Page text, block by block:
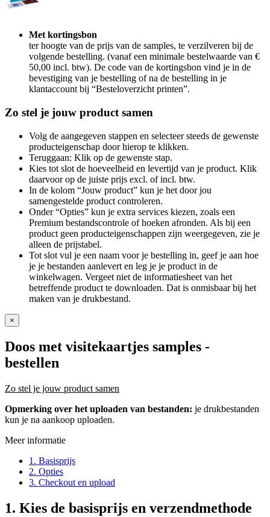
Met kortingsbon
ter hoogte van de prijs van de samples, te verzilveren bij de
volgende bestelling. (vanaf een minimale bestelwaarde van €
50,00 incl. btw). De code van de kortingsbon vind je in de
bevestiging van je bestelling of na de bestelling in je
klantaccount bij “Besteloverzicht printen”.
Zo stel je jouw product samen
Volg de aangegeven stappen en selecteer steeds de gewenste
producteigenschap door hierop te klikken.
Teruggaan: Klik op de gewenste stap.
Kies tot slot de hoeveelheid en levertijd van je product. Klik
daarvoor op de juiste prijs excl. of incl. btw.
In de kolom “Jouw product” kun je het door jou
samengestelde product controleren.
Onder “Opties” kun je extra services kiezen, zoals een
Premium bestandscontrole of hoeken afronden. Als bij een
product geen producteigenschappen zijn weergegeven, zie je
alleen de prijstabel.
Tot slot vul je een naam voor je bestelling in, geef je aan hoe
je je bestanden aanlevert en leg je je product in de
winkelwagen. Vergeet niet de informatiesheet van het
betreffende product te downloaden. Dat is onmisbaar bij het
maken van je drukbestand.
×
Doos met visitekaartjes samples -
bestellen
Zo stel je jouw product samen
Opmerking over het uploaden van bestanden: je drukbestanden
kun je na aankoop uploaden.
Meer informatie
1. Basisprijs
2. Opties
3. Checkout en upload
1. Kies de basisprijs en verzendmethode